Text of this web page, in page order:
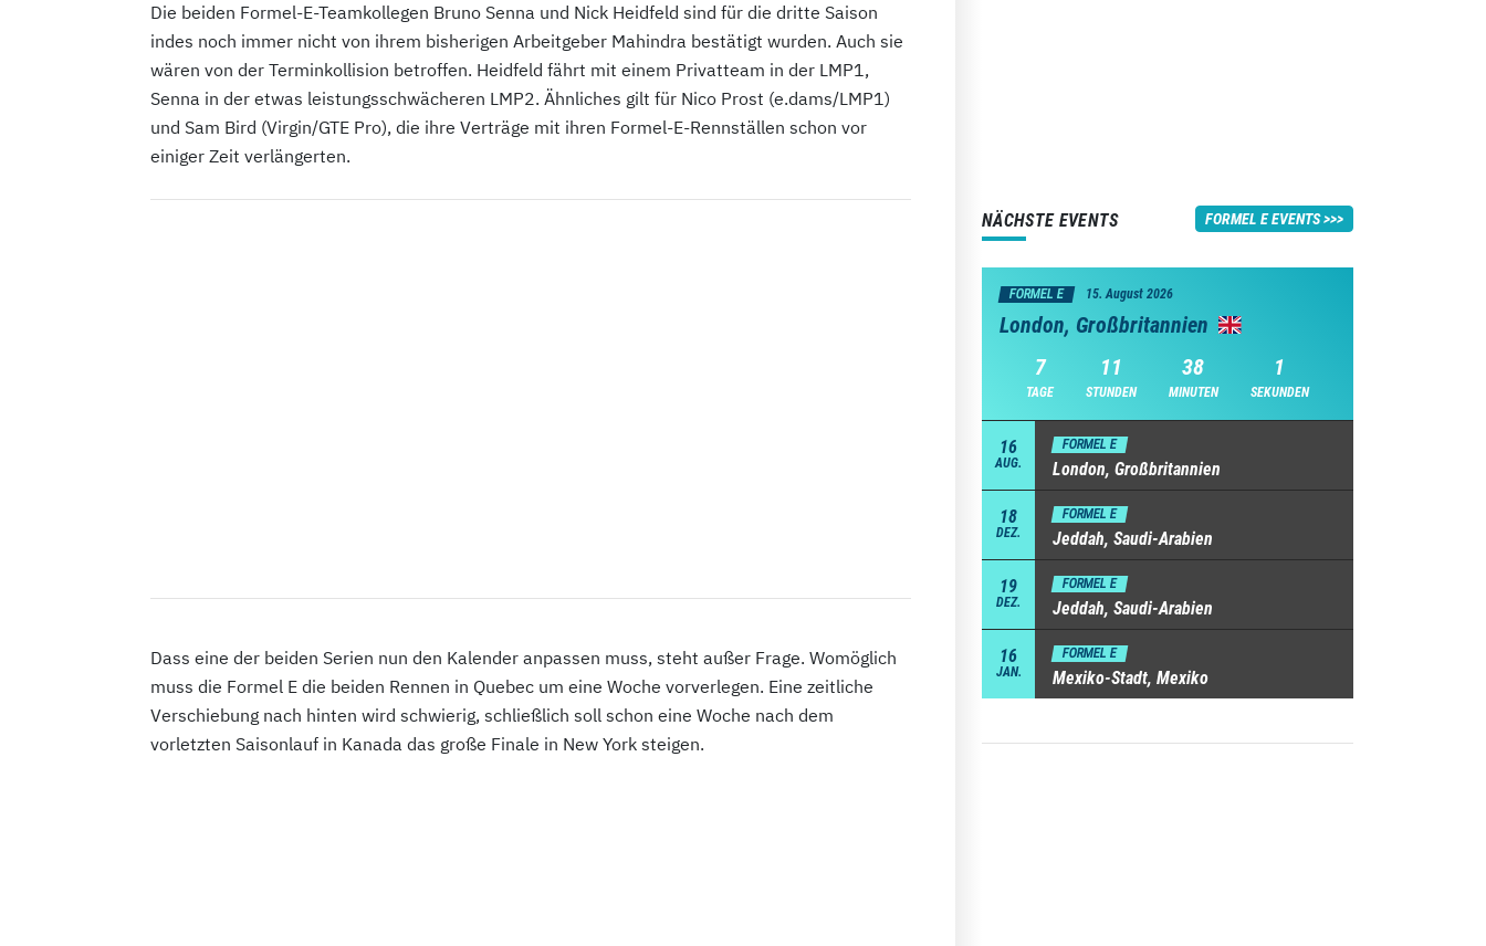
Die beiden Formel-E-Teamkollegen Bruno Senna und Nick Heidfeld sind für die dritte Saison
indes noch immer nicht von ihrem bisherigen Arbeitgeber Mahindra bestätigt wurden. Auch sie
wären von der Terminkollision betroffen. Heidfeld fährt mit einem Privatteam in der LMP1,
Senna in der etwas leistungsschwächeren LMP2. Ähnliches gilt für Nico Prost (e.dams/LMP1)
und Sam Bird (Virgin/GTE Pro), die ihre Verträge mit ihren Formel-E-Rennställen schon vor
einiger Zeit verlängerten.
Dass eine der beiden Serien nun den Kalender anpassen muss, steht außer Frage. Womöglich
muss die Formel E die beiden Rennen in Quebec um eine Woche vorverlegen. Eine zeitliche
Verschiebung nach hinten wird schwierig, schließlich soll schon eine Woche nach dem
vorletzten Saisonlauf in Kanada das große Finale in New York steigen.
NÄCHSTE EVENTS FORMEL E EVENTS
FORMEL E 15. August 2026
London, Großbritannien
7
TAGE
11
STUNDEN
38
MINUTEN
0
SEKUNDEN
16
AUG.
FORMEL E
London, Großbritannien
18
DEZ.
FORMEL E
Jeddah, Saudi-Arabien
19
DEZ.
FORMEL E
Jeddah, Saudi-Arabien
16
JAN.
FORMEL E
Mexiko-Stadt, Mexiko